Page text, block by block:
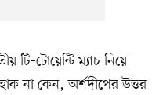
টি–টোয়েন্টি ম্যাচ নিয়ে
না কেন, অর্শদীপের উত্তর